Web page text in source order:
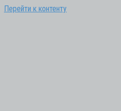
Перейти к контенту